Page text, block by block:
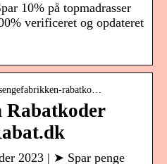
10% på topmadrasser
verificeret og opdateret
rabatko…
Rabatkoder
2023 | ➤ Spar penge